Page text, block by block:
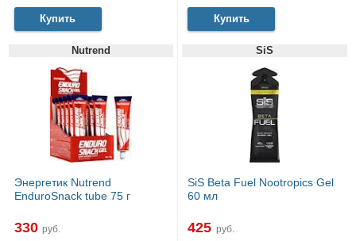
Купить Купить
Nutrend
Энергетик Nutrend
EnduroSnack tube 75 г
330 руб.
SiS
SiS Beta Fuel Nootropics Gel
60 мл
425 руб.